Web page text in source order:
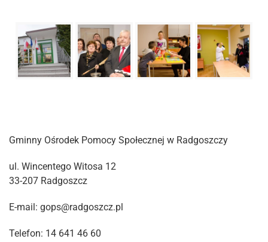
Gminny Ośrodek Pomocy Społecznej w Radgoszczy
ul. Wincentego Witosa 12
33-207 Radgoszcz
E-mail: gops@radgoszcz.pl
Telefon: 14 641 46 60